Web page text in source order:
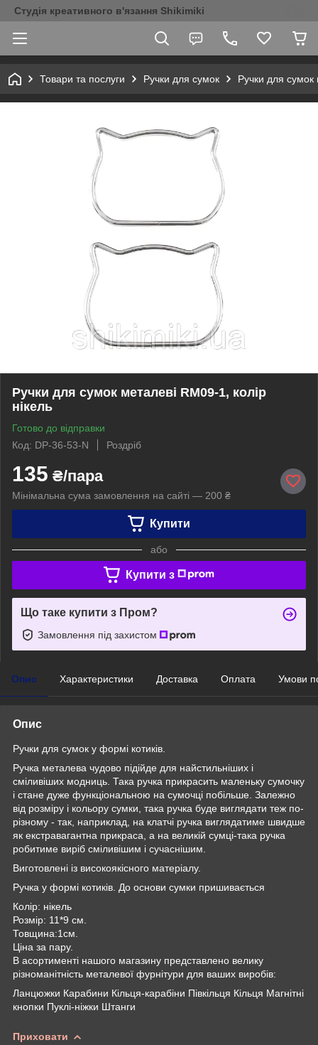
Студія креативного в'язання Shikimiki
Товари та послуги Ручки для сумок Ручки для сумок
Ручки для сумок металеві RM09-1, колір
нікель
Готово до відправки
Код: DP-36-53-N
Роздріб
135 ₴/пара
Мінімальна сума замовлення на сайті — 200 ₴
Купити
або
Купити з
Що таке купити з Пром?
Замовлення під захистом
Опис Характеристики Доставка Оплата Умови
Опис
Ручки для сумок у формі котиків.
Ручка металева чудово підійде для найстильніших і
сміливіших модниць. Така ручка прикрасить маленьку сумочку
і стане дуже функціональною на сумочці побільше. Залежно
від розміру і кольору сумки, така ручка буде виглядати теж по-
різному - так, наприклад, на клатчі ручка виглядатиме швидше
як екстравагантна прикраса, а на великій сумці-така ручка
робитиме виріб сміливішим і сучаснішим.
Виготовлені із високоякісного матеріалу.
Ручка у формі котиків. До основи сумки пришивається
Колір: нікель
Розмір: 11*9 см.
Товщина:1см.
Ціна за пару.
В асортименті нашого магазину представлено велику
різноманітність металевої фурнітури для ваших виробів:
Ланцюжки Карабини Кільця-карабіни Півкільця Кільця Магнітні
кнопки Пуклі-ніжки Штанги
Приховати